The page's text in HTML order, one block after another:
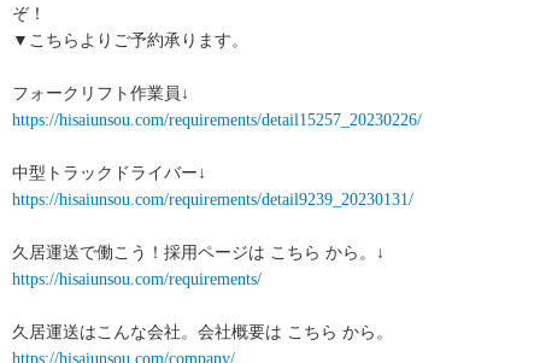
ぞ！
▼こちらよりご予約承ります。
フォークリフト作業員↓
https://hisaiunsou.com/requirements/detail15257_20230226/
中型トラックドライバー↓
https://hisaiunsou.com/requirements/detail9239_20230131/
久居運送で働こう！採用ページは こちら から。↓
https://hisaiunsou.com/requirements/
久居運送はこんな会社。会社概要は こちら から。
https://hisaiunsou.com/company/